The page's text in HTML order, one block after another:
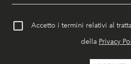
Accetto i termini relativi al
della Privacy